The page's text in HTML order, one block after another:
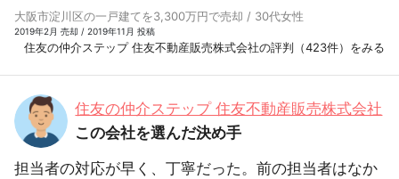
大阪市淀川区の一戸建てを3,300万円で売却 / 30代女性
2019年2月 売却 / 2019年11月 投稿
住友の仲介ステップ 住友不動産販売株式会社の評判（423件）をみる
住友の仲介ステップ 住友不動産販売株式会社
この会社を選んだ決め手
担当者の対応が早く、丁寧だった。前の担当者はなか